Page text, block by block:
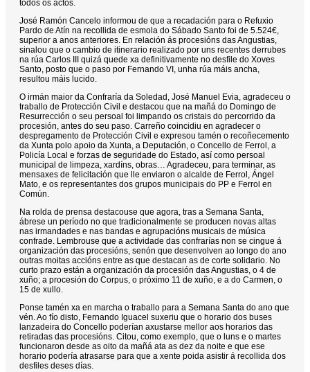
todos os actos.
José Ramón Cancelo informou de que a recadación para o Refuxio
Pardo de Atín na recollida de esmola do Sábado Santo foi de 5.524€,
superior a anos anteriores. En relación ás procesións das Angustias,
sinalou que o cambio de itinerario realizado por uns recentes derrubes
na rúa Carlos III quizá quede xa definitivamente no desfile do Xoves
Santo, posto que o paso por Fernando VI, unha rúa máis ancha,
resultou máis lucido.
O irmán maior da Confraría da Soledad, José Manuel Evia, agradeceu o
traballo de Protección Civil e destacou que na mañá do Domingo de
Resurrección o seu persoal foi limpando os cristais do percorrido da
procesión, antes do seu paso. Carreño coincidiu en agradecer o
despregamento de Protección Civil e expresou tamén o recoñecemento
da Xunta polo apoio da Xunta, a Deputación, o Concello de Ferrol, a
Policía Local e forzas de seguridade do Estado, así como persoal
municipal de limpeza, xardíns, obras… Agradeceu, para terminar, as
mensaxes de felicitación que lle enviaron o alcalde de Ferrol, Ángel
Mato, e os representantes dos grupos municipais do PP e Ferrol en
Común.
Na rolda de prensa destacouse que agora, tras a Semana Santa,
ábrese un período no que tradicionalmente se producen novas altas
nas irmandades e nas bandas e agrupacións musicais de música
confrade. Lembrouse que a actividade das confrarías non se cingue á
organización das procesións, senón que desenvolven ao longo do ano
outras moitas accións entre as que destacan as de corte solidario. No
curto prazo están a organización da procesión das Angustias, o 4 de
xuño; a procesión do Corpus, o próximo 11 de xuño, e a do Carmen, o
15 de xullo.
Ponse tamén xa en marcha o traballo para a Semana Santa do ano que
vén. Ao fío disto, Fernando Iguacel suxeriu que o horario dos buses
lanzadeira do Concello poderían axustarse mellor aos horarios das
retiradas das procesións. Citou, como exemplo, que o luns e o martes
funcionaron desde as oito da mañá ata as dez da noite e que ese
horario podería atrasarse para que a xente poida asistir á recollida dos
desfiles deses días.